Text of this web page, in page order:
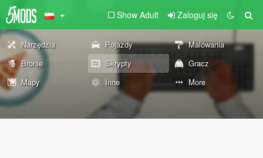
Show Adult Zaloguj się
Narzędzia Pojazdy
Malowania
Bronie
Skrypty
Gracz
Mapy
Inne More